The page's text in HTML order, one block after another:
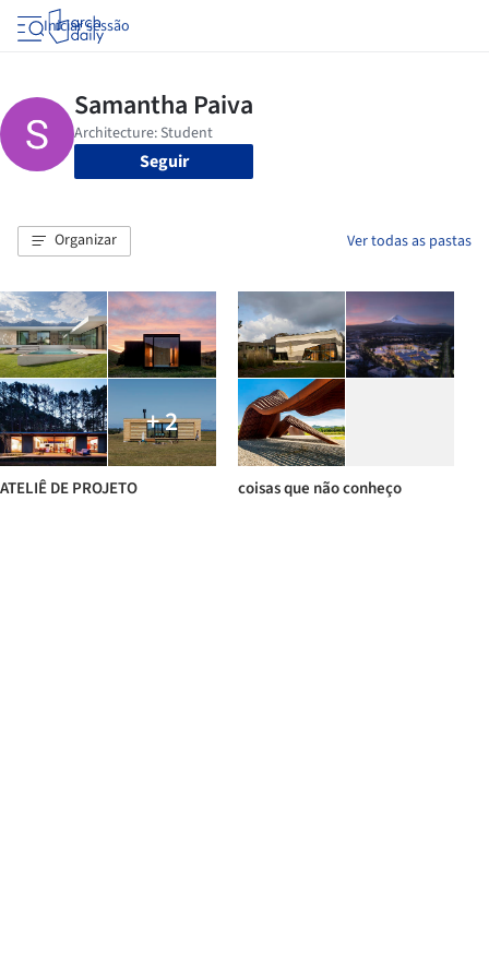
Iniciar sessão
Seguir
Organizar Ver todas as pastas
+ 2
ATELIÊ DE PROJETO coisas que não conheço